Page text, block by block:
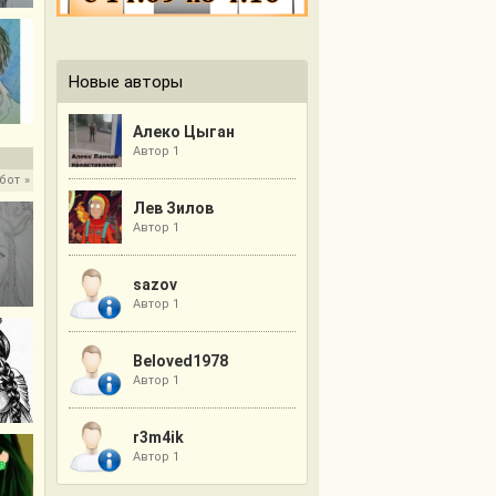
»
Новые авторы
Алеко Цыган
Автор 1
Лев Зилов
Автор 1
sazov
Автор 1
Beloved1978
Автор 1
r3m4ik
Автор 1